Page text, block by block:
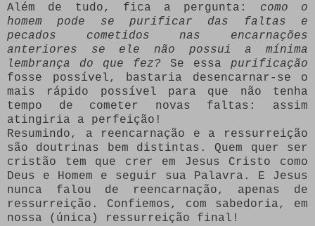
Além de tudo, fica a pergunta: como o
homem pode se purificar das faltas e
pecados cometidos nas encarnações
anteriores se ele não possui a mínima
lembrança do que fez? Se essa purificação
fosse possível, bastaria desencarnar-se o
mais rápido possível para que não tenha
tempo de cometer novas faltas: assim
atingiria a perfeição!
Resumindo, a reencarnação e a ressurreição
são doutrinas bem distintas. Quem quer ser
cristão tem que crer em Jesus Cristo como
Deus e Homem e seguir sua Palavra. E Jesus
nunca falou de reencarnação, apenas de
ressurreição. Confiemos, com sabedoria, em
nossa (única) ressurreição final!